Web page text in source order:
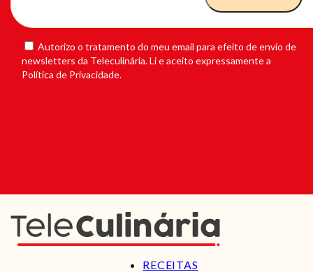
Autorizo o tratamento do meu email para efeito de envio de
newsletters da Teleculinária. Li e aceito expressamente a
Política de Privacidade.
RECEITAS